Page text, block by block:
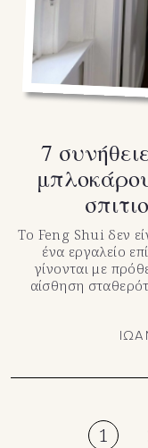
7
Το Feng Shui δεν
ένα εργαλείο
γίνονται με
αίσθηση
1